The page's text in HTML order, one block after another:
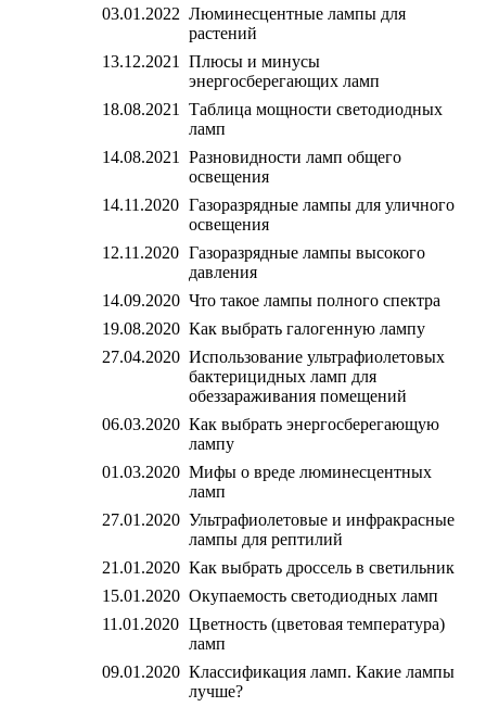
03.01.2022 Люминесцентные лампы для
растений
13.12.2021
Плюсы и минусы
энергосберегающих ламп
18.08.2021
Таблица мощности светодиодных
ламп
14.08.2021
Разновидности ламп общего
освещения
14.11.2020 Газоразрядные лампы для уличного
освещения
12.11.2020 Газоразрядные лампы высокого
давления
14.09.2020 Что такое лампы полного спектра
19.08.2020 Как выбрать галогенную лампу
27.04.2020 Использование ультрафиолетовых
бактерицидных ламп для
обеззараживания помещений
06.03.2020 Как выбрать энергосберегающую
лампу
01.03.2020 Мифы о вреде люминесцентных
ламп
27.01.2020 Ультрафиолетовые и инфракрасные
лампы для рептилий
21.01.2020 Как выбрать дроссель в светильник
15.01.2020 Окупаемость светодиодных ламп
11.01.2020 Цветность (цветовая температура)
ламп
09.01.2020 Классификация ламп. Какие лампы
лучше?